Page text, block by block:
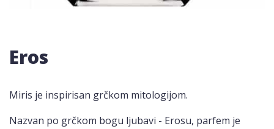
Eros
Miris je inspirisan grčkom mitologijom.
Nazvan po grčkom bogu ljubavi - Erosu, parfem je